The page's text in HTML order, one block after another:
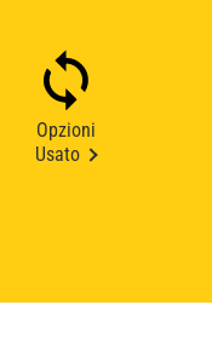
Opzioni
Usato